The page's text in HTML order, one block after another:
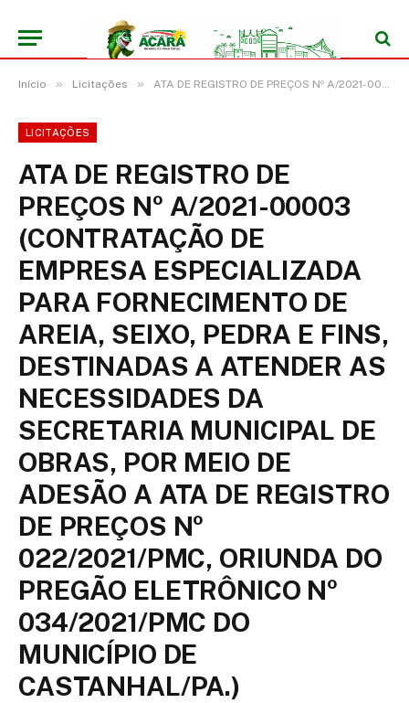
Início » Licitações » ATA DE REGISTRO DE PREÇOS Nº A/2021-00003 (CONTRATAÇÃO DE EMPRESA ESPECIALIZADA PARA FORNECIMENTO DE AREIA, SEIXO, PEDRA E FINS, DESTINADAS A ATENDER AS NECESSIDADES DA SECRETARIA MUNICIPAL DE OBRAS, POR MEIO DE ADESÃO A ATA DE REGISTRO DE PREÇOS Nº 022/2021/PMC, ORIUNDA DO PREGÃO ELETRÔNICO Nº 034/2021/PMC DO MUNICÍPIO DE CASTANHAL/PA.)
LICITAÇÕES
ATA DE REGISTRO DE
PREÇOS Nº A/2021-00003
(CONTRATAÇÃO DE
EMPRESA ESPECIALIZADA
PARA FORNECIMENTO DE
AREIA, SEIXO, PEDRA E FINS,
DESTINADAS A ATENDER AS
NECESSIDADES DA
SECRETARIA MUNICIPAL DE
OBRAS, POR MEIO DE
ADESÃO A ATA DE REGISTRO
DE PREÇOS Nº
022/2021/PMC, ORIUNDA DO
PREGÃO ELETRÔNICO Nº
034/2021/PMC DO
MUNICÍPIO DE
CASTANHAL/PA.)